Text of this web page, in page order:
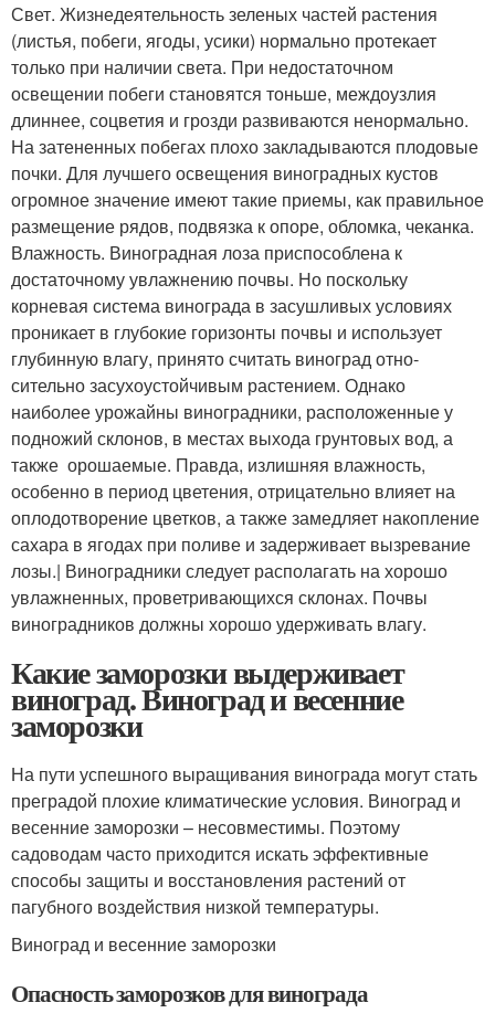
Свет. Жизнедеятельность зеленых частей растения
(листья, побеги, ягоды, усики) нормально протекает
только при наличии света. При недостаточном
освещении побеги становятся тоньше, междоузлия
длиннее, соцветия и грозди развиваются ненормально.
На затененных побегах плохо закладываются плодовые
почки. Для лучшего освещения виноградных кустов
огромное значение имеют такие приемы, как правильное
размещение рядов, подвязка к опоре, обломка, чеканка.
Влажность. Виноградная лоза приспособлена к
достаточному увлажнению почвы. Но поскольку
корневая система винограда в засушливых условиях
проникает в глубокие горизонты почвы и использует
глубинную влагу, принято считать виноград отно­
сительно засухоустойчивым растением. Однако
наиболее уро­жайны виноградники, расположенные у
подножий склонов, в местах выхода грунтовых вод, а
также орошаемые. Правда, излишняя влажность,
особенно в период цветения, отрицательно влияет на
оплодотворение цветков, а также замедляет накопление
сахара в ягодах при поливе и задерживает вызревание
лозы.| Виноградники следует располагать на хорошо
увлажненных, проветривающихся склонах. Почвы
виноградников должны хо­рошо удерживать влагу.
Какие заморозки выдерживает
виноград. Виноград и весенние
заморозки
На пути успешного выращивания винограда могут стать
преградой плохие климатические условия. Виноград и
весенние заморозки – несовместимы. Поэтому
садоводам часто приходится искать эффективные
способы защиты и восстановления растений от
пагубного воздействия низкой температуры.
Виноград и весенние заморозки
Опасность заморозков для винограда